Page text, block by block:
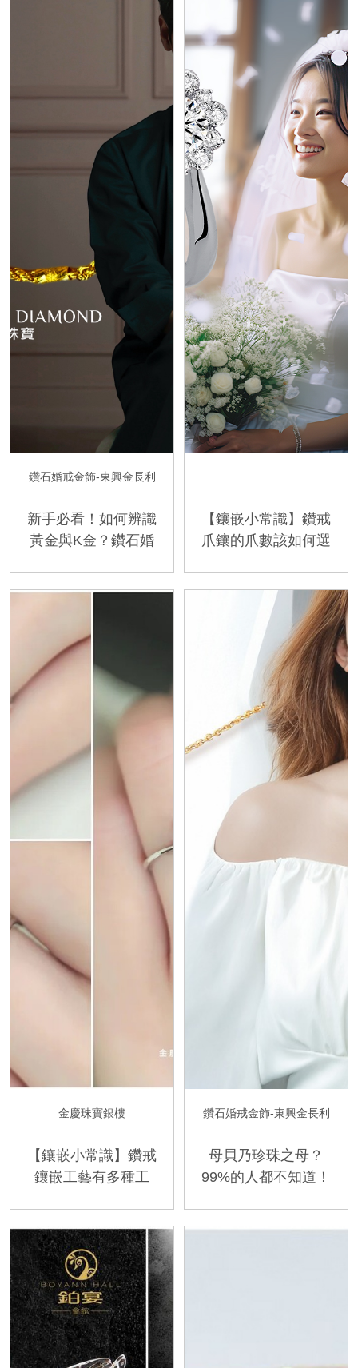
鑽石婚戒金飾-東興金長利
新手必看！如何辨識
黃金與K金？鑽石婚
【鑲嵌小常識】鑽戒
爪鑲的爪數該如何選
金慶珠寶銀樓
【鑲嵌小常識】鑽戒
鑲嵌工藝有多種工
其中關於爪鑲的爪數
該如何選擇呢
鑽石婚戒金飾-東興金長利
母貝乃珍珠之母？
99%的人都不知道！